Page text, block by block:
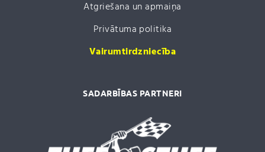
Atgriešana un apmaiņa
Privātuma politika
Vairumtirdzniecība
SADARBĪBAS PARTNERI